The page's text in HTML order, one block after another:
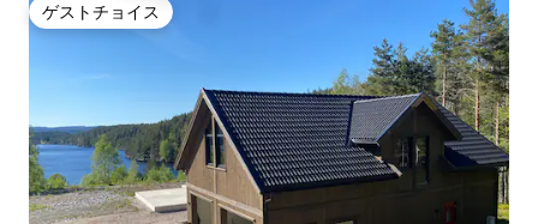
ゲストチョイス
ゲストチョイス